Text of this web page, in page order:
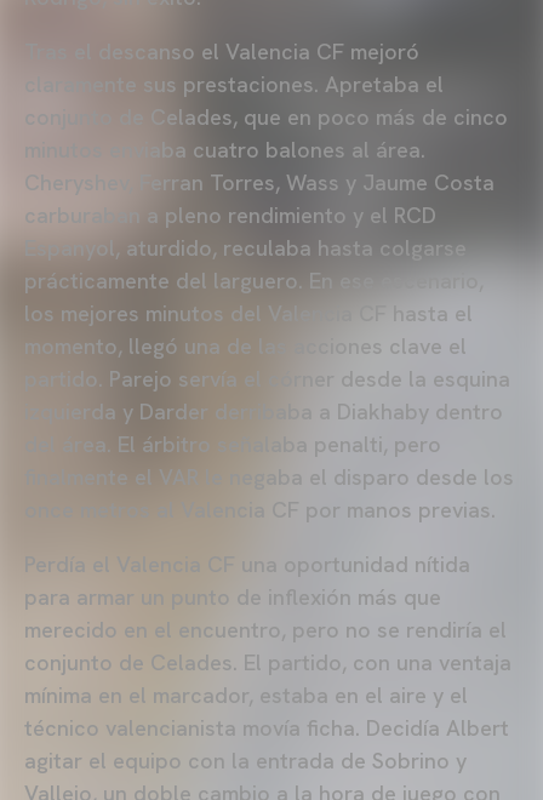
Tras el descanso el Valencia CF mejoró
claramente sus prestaciones. Apretaba el
conjunto de Celades, que en poco más de cinco
minutos enviaba cuatro balones al área.
Cheryshev, Ferran Torres, Wass y Jaume Costa
carburaban a pleno rendimiento y el RCD
Espanyol, aturdido, reculaba hasta colgarse
prácticamente del larguero. En ese escenario,
los mejores minutos del Valencia CF hasta el
momento, llegó una de las acciones clave el
partido. Parejo servía el córner desde la esquina
izquierda y Darder derribaba a Diakhaby dentro
del área. El árbitro señalaba penalti, pero
finalmente el VAR le negaba el disparo desde los
once metros al Valencia CF por manos previas.
Perdía el Valencia CF una oportunidad nítida
para armar un punto de inflexión más que
merecido en el encuentro, pero no se rendiría el
conjunto de Celades. El partido, con una ventaja
mínima en el marcador, estaba en el aire y el
técnico valencianista movía ficha. Decidía Albert
agitar el equipo con la entrada de Sobrino y
Vallejo, un doble cambio a la hora de juego con